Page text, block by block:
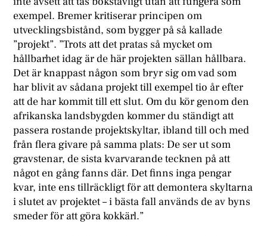
exempel. Bremer kritiserar principen om
utvecklingsbistånd, som bygger på så kallade
”projekt”. ”Trots att det pratas så mycket om
hållbarhet idag är de här projekten sällan hållbara.
Det är knappast någon som bryr sig om vad som
har blivit av sådana projekt till exempel tio år efter
att de har kommit till ett slut. Om du kör genom den
afrikanska landsbygden kommer du ständigt att
passera rostande projektskyltar, ibland till och med
från flera givare på samma plats: De ser ut som
gravstenar, de sista kvarvarande tecknen på att
något en gång fanns där. Det finns inga pengar
kvar, inte ens tillräckligt för att demontera skyltarna
i slutet av projektet – i bästa fall används de av byns
smeder för att göra kokkärl.”